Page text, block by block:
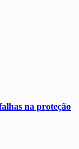
na proteção